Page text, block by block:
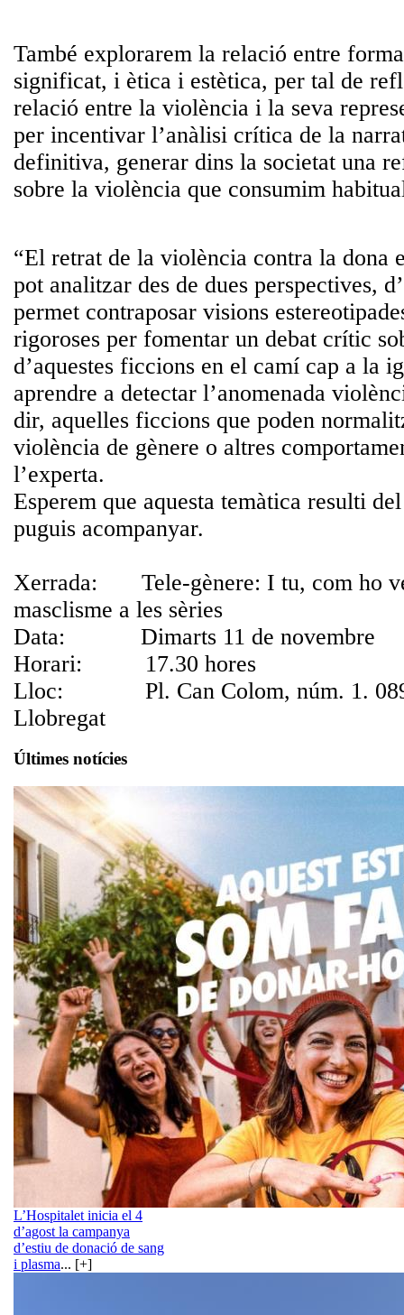
També explorarem la relació entre
significat, i ètica i estètica, per tal de
relació entre la violència i la seva
per incentivar l’anàlisi crítica de la
definitiva, generar dins la societat una
sobre la violència que consumim
“El retrat de la violència contra la dona
pot analitzar des de dues perspectives,
permet contraposar visions
rigoroses per fomentar un debat crític
d’aquestes ficcions en el camí cap a la
aprendre a detectar l’anomenada
dir, aquelles ficcions que poden
violència de gènere o altres
l’experta.
Esperem que aquesta temàtica resulti
puguis acompanyar.
Xerrada: Tele-gènere: I tu, com ho
masclisme a les sèries
Data: Dimarts 11 de novembre
Horari: 17.30 hores
Lloc: Pl. Can Colom, núm. 1.
Llobregat
Últimes notícies
L’Hospitalet inicia el 4
d’agost la campanya
d’estiu de donació de sang
i plasma... [+]